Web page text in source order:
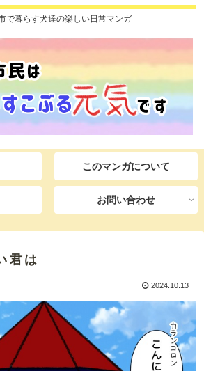
で暮らす犬達の楽しい日常マンガ
このマンガについて
お問い合わせ
君は
2024.10.13